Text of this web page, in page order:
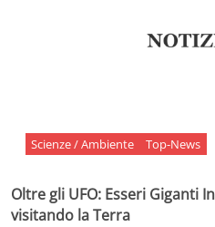
Scienze / Ambiente Top-News
Oltre gli UFO: Esseri Giganti
visitando la Terra